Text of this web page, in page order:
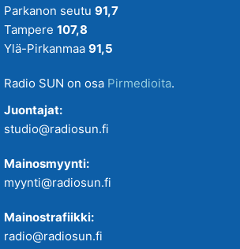
Parkanon seutu 91,7
Tampere 107,8
Ylä-Pirkanmaa 91,5
Radio SUN on osa Pirmedioita.
Juontajat:
studio@radiosun.fi
Mainosmyynti:
myynti@radiosun.fi
Mainostrafiikki:
radio@radiosun.fi